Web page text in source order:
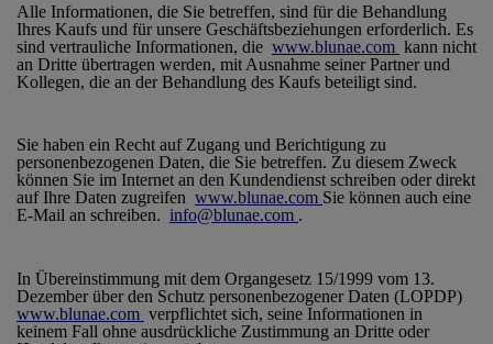
Alle Informationen, die Sie betreffen, sind für die Behandlung
Ihres Kaufs und für unsere Geschäftsbeziehungen erforderlich. Es
sind vertrauliche Informationen, die www.blunae.com kann nicht
an Dritte übertragen werden, mit Ausnahme seiner Partner und
Kollegen, die an der Behandlung des Kaufs beteiligt sind.
Sie haben ein Recht auf Zugang und Berichtigung zu
personenbezogenen Daten, die Sie betreffen. Zu diesem Zweck
können Sie im Internet an den Kundendienst schreiben oder direkt
auf Ihre Daten zugreifen www.blunae.com Sie können auch eine
E-Mail an schreiben. info@blunae.com .
In Übereinstimmung mit dem Organgesetz 15/1999 vom 13.
Dezember über den Schutz personenbezogener Daten (LOPDP)
www.blunae.com verpflichtet sich, seine Informationen in
keinem Fall ohne ausdrückliche Zustimmung an Dritte oder